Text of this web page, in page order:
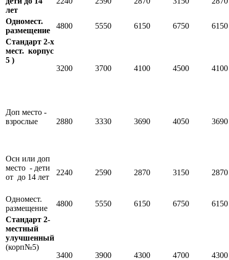
лет
Одномест.
размещение
4800 5550 6150 6750
6150
Стандарт 2-х
мест. корпус
5 )
3200
3700 4100 4500 4100
Доп место -
взрослые
2880 3330 3690 4050 3690
Осн или доп
место - дети
от до 14 лет
2240 2590 2870 3150 2870
Одномест.
размещение
4800 5550 6150 6750
6150
Стандарт 2-
местный
улучшенный
(корп№5)
3400 3900 4300 4700 4300